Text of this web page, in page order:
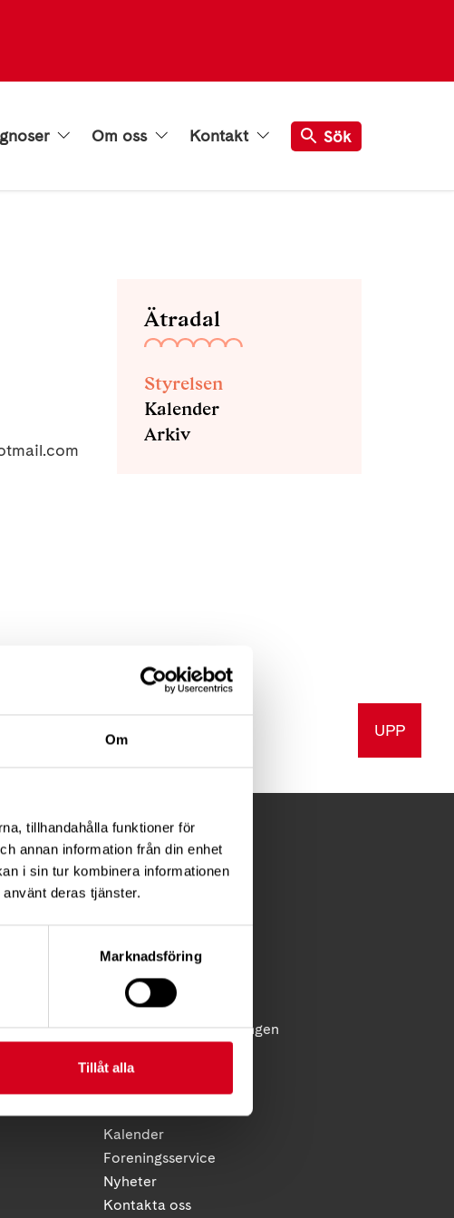
Om
tillhandahålla funktioner för
annan information från din enhet
i sin tur kombinera informationen
deras tjänster.
Marknadsföring
Tillåt alla
Om oss Kontakt Sök
Ätradal
Styrelsen
Kalender
Arkiv
UPP
FÖR MEDLEMMAR
Diagnosstöd
Anhörigstöd
Juridiskt stöd
Reflex - medlemstidningen
HITTA SNABBT
Kalender
Foreningsservice
Nyheter
Kontakta oss